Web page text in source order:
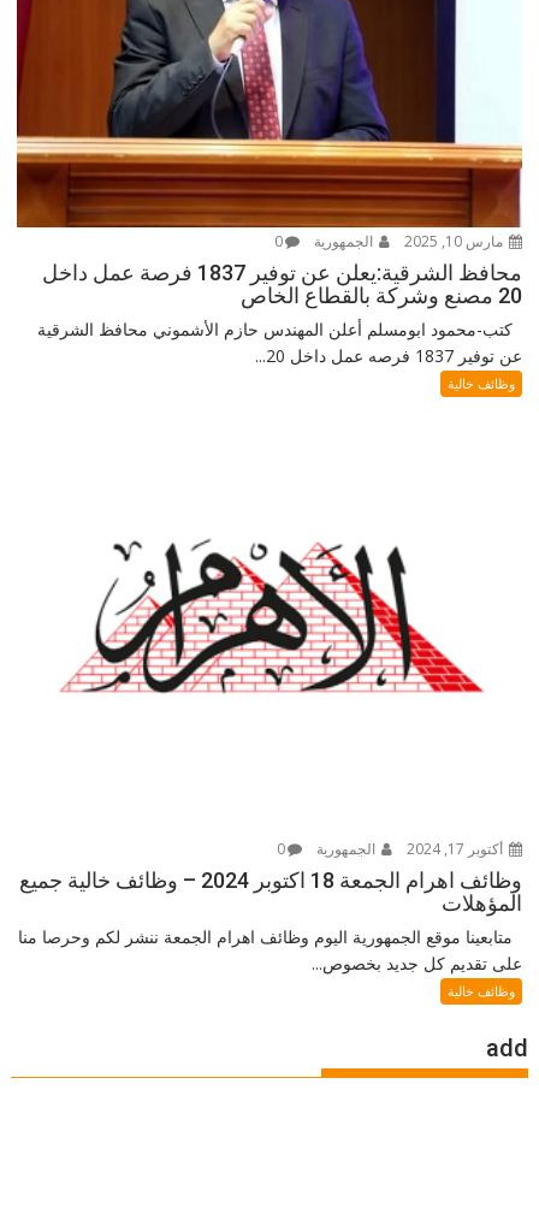
مارس 10, 2025 الجمهورية 0
محافظ الشرقية:يعلن عن توفير 1837 فرصة عمل داخل
20 مصنع وشركة بالقطاع الخاص
كتب-محمود ابومسلم أعلن المهندس حازم الأشموني محافظ الشرقية
عن توفير 1837 فرصه عمل داخل 20...
وظائف خالية
أكتوبر 17, 2024 الجمهورية 0
وظائف اهرام الجمعة 18 اكتوبر 2024 – وظائف خالية جميع
المؤهلات
متابعينا موقع الجمهورية اليوم وظائف اهرام الجمعة ننشر لكم وحرصا منا
على تقديم كل جديد بخصوص...
وظائف خالية
add